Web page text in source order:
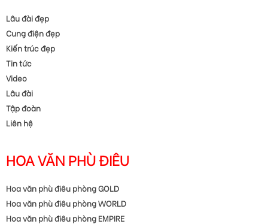
Lâu đài đẹp
Cung điện đẹp
Kiến trúc đẹp
Tin tức
Video
Lâu đài
Tập đoàn
Liên hệ
HOA VĂN PHÙ ĐIÊU
Hoa văn phù điêu phòng GOLD
Hoa văn phù điêu phòng WORLD
Hoa văn phù điêu phòng EMPIRE